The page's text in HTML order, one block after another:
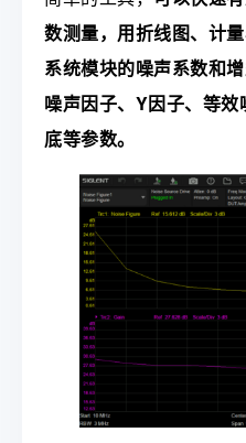
数测量，用折线图、计
系统模块的噪声系数和
噪声因子、Y因子、等
底等参数。